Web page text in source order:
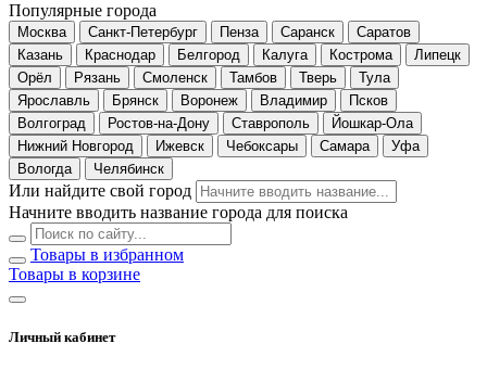
Популярные города
Москва Санкт-Петербург Пенза Саранск
Саратов
Казань
Краснодар Белгород Калуга Кострома
Липецк
Орёл
Рязань Смоленск Тамбов Тверь
Тула
Ярославль
Брянск Воронеж Владимир
Псков
Волгоград
Ростов-на-Дону Ставрополь
Йошкар-Ола
Нижний Новгород
Ижевск Чебоксары Самара
Уфа
Вологда
Челябинск
Или найдите свой город
Начните вводить название города для поиска
Товары в избранном
Товары в корзине
Личный кабинет